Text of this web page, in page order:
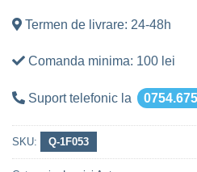
Termen de livrare: 24-48h
Comanda minima: 100 lei
Suport telefonic la
SKU: Q-1F053